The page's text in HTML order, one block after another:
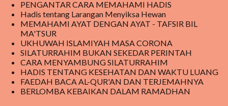
PENGANTAR CARA MEMAHAMI HADIS
Hadis tentang Larangan Menyiksa Hewan
MEMAHAMI AYAT DENGAN AYAT - TAFSIR BIL
MA'TSUR
UKHUWAH ISLAMIYAH MASA CORONA
SILATURRAHIM BUKAN SEKEDAR PERINTAH
CARA MENYAMBUNG SILATURRAHIM
HADIS TENTANG KESEHATAN DAN WAKTU LUANG
FAEDAH BACA AL-QUR'AN DAN TERJEMAHNYA
BERLOMBA KEBAIKAN DALAM RAMADHAN